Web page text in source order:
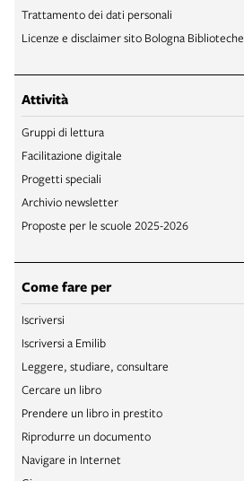
Trattamento dei dati personali
Licenze e disclaimer sito Bologna Biblioteche
Attività
Gruppi di lettura
Facilitazione digitale
Progetti speciali
Archivio newsletter
Proposte per le scuole 2025-2026
Come fare per
Iscriversi
Iscriversi a Emilib
Leggere, studiare, consultare
Cercare un libro
Prendere un libro in prestito
Riprodurre un documento
Navigare in Internet